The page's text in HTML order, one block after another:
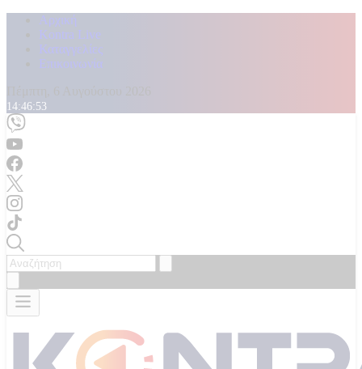
Αρχική
Kontra Live
Καταγγελίες
Επικοινωνία
14:46:55